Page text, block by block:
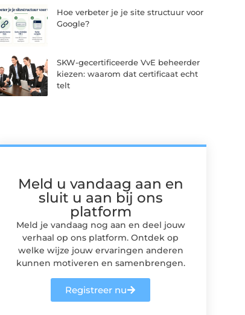
Hoe verbeter je je site structuur voor
Google?
SKW-gecertificeerde VvE beheerder
kiezen: waarom dat certificaat echt
telt
Meld u vandaag aan en
sluit u aan bij ons
platform
Meld je vandaag nog aan en deel jouw
verhaal op ons platform. Ontdek op
welke wijze jouw ervaringen anderen
kunnen motiveren en samenbrengen.
Registreer nu